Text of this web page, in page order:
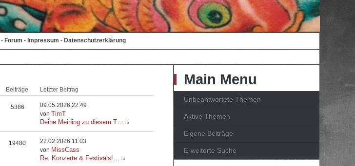
- Forum - Impressum - Datenschutzerklärung
Beiträge Letzter Beitrag
5386
09.05.2026 22:49
von TimT
Deine Meining zu diesem T…
19480
22.02.2026 11:03
von MissCass
Re: Konzerte & Festivals!…
Main Menu
Unbeantwortete Themen
Aktive Themen
Eigene Beiträge
Erweiterte Suche